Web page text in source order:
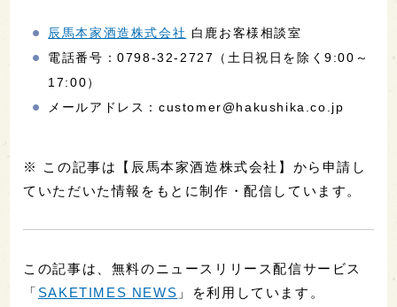
辰馬本家酒造株式会社 白鹿お客様相談室
電話番号：0798-32-2727（土日祝日を除く9:00～
17:00）
メールアドレス：customer@hakushika.co.jp
※ この記事は【辰馬本家酒造株式会社】から申請し
ていただいた情報をもとに制作・配信しています。
この記事は、無料のニュースリリース配信サービス
「 SAKETIMES NEWS 」を利用しています。